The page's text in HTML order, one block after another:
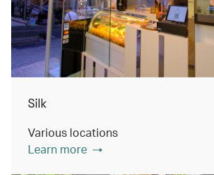
Silk
Various locations
Learn more